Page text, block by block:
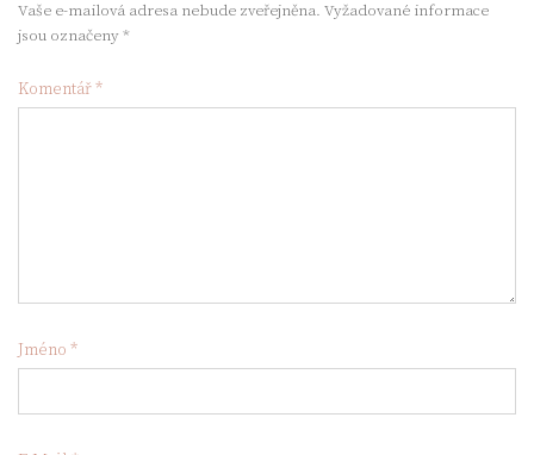
Vaše e-mailová adresa nebude zveřejněna. Vyžadované informace
jsou označeny*
Komentář*
Jméno *